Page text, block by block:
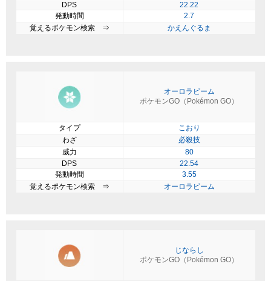
DPS
22.22
発動時間
2.7
覚えるポケモン検索 ⇒
かえんぐるま
オーロラビーム
ポケモンGO（Pokémon GO）
タイプ
こおり
わざ
必殺技
威力
80
DPS
22.54
発動時間
3.55
覚えるポケモン検索 ⇒
オーロラビーム
じならし
ポケモンGO（Pokémon GO）